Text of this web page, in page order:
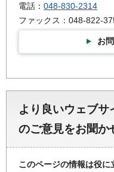
電話： 048-830-2314
ファックス：048-822-
お
より良いウェブサ
のご意見をお聞か
このページの情報は役に